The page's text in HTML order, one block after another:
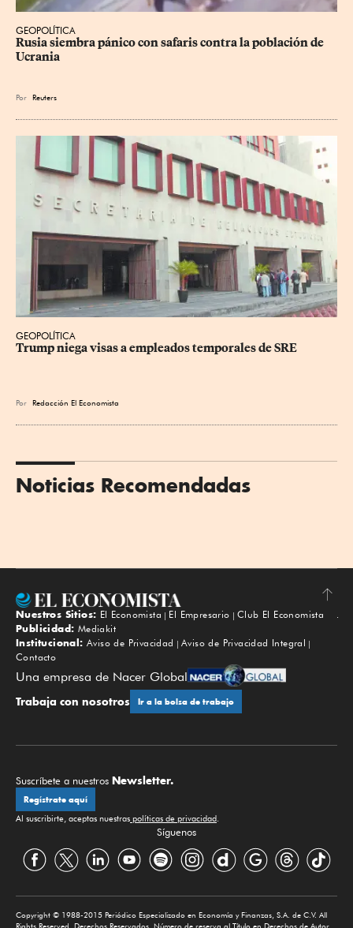
GEOPOLÍTICA
Rusia siembra pánico con safaris contra la población de
Ucrania
Por Reuters
GEOPOLÍTICA
Trump niega visas a empleados temporales de SRE
Por Redacción El Economista
Noticias Recomendadas
Subir
Nuestros Sitios: El Economista El Empresario
Club El Economista
Publicidad: Mediakit
Institucional: Aviso de Privacidad
Aviso de Privacidad Integral
Contacto
Una empresa de Nacer Global
Trabaja con nosotros Ir a la bolsa de trabajo
Suscríbete a nuestros Newsletter.
Regístrate aquí
Al suscribirte, aceptas nuestras políticas de privacidad
Síguenos
Copyright © 1988-2015 Periódico Especializado en Economía y Finanzas, S.A. de C.V. All
Rights Reserved. Derechos Reservados. Número de reserva al Título en Derechos de Autor